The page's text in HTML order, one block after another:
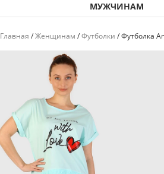
МУЖЧИНАМ
Главная /Женщинам /Футболки /Футболка